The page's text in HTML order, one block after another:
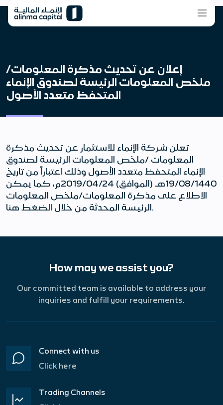
إعلان عن تحديث مذكرة المعلومات/
ملخص المعلومات الرئيسة لصندوق الإنماء
المتحفظ متعدد الأصول
تعلن شركة الإنماء للاستثمار عن تحديث مذكرة
المعلومات /ملخص المعلومات الرئيسة لصندوق
الإنماء المتحفظ متعدد الأصول وذلك اعتباراً من تاريخ
19/08/1440هـ (الموافق) 2019/04/24م، كما يمكن
الاطلاع على مذكرة المعلومات/ملخص المعلومات
الرئيسة المحدثة من خلال الضغط هنا.
How may we assist you?
Our committed team is available to address your
inquiries and fulfill your requirements.
Connect with us
Click here
Trading Channels